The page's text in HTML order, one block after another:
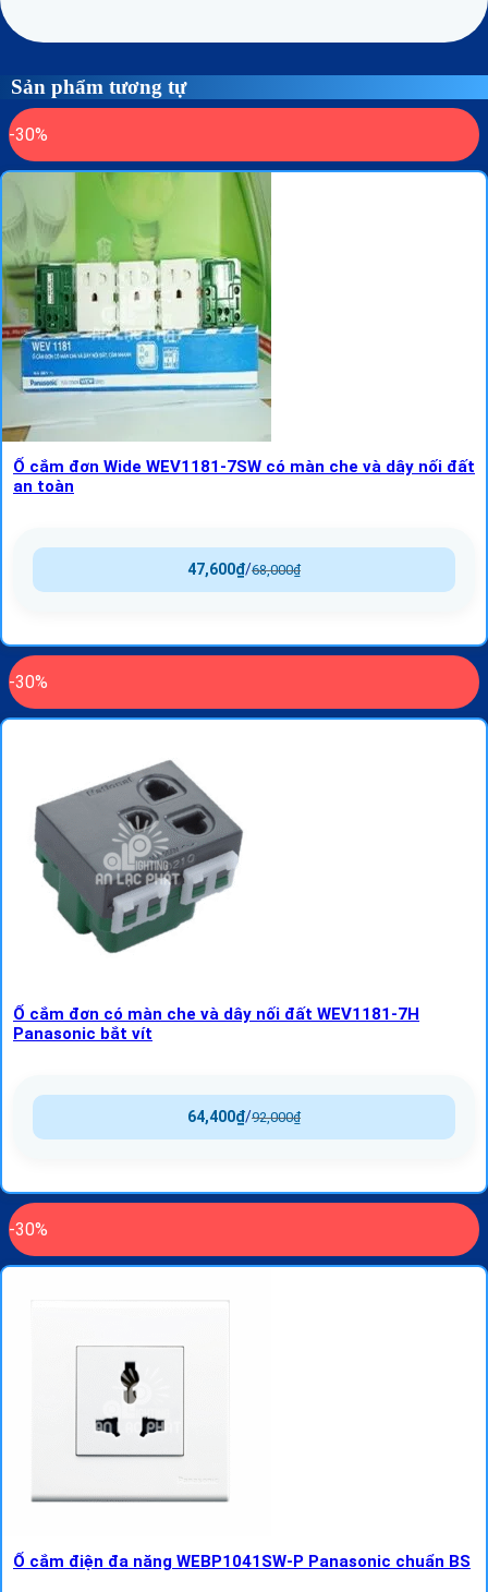
Sản phẩm tương tự
-30%
Ổ cắm đơn Wide WEV1181-7SW có màn che và dây nối đất
an toàn
68,000₫
/
47,600₫
-30%
Ổ cắm đơn có màn che và dây nối đất WEV1181-7H
Panasonic bắt vít
92,000₫
/
64,400₫
-30%
Ổ cắm điện đa năng WEBP1041SW-P Panasonic chuẩn BS